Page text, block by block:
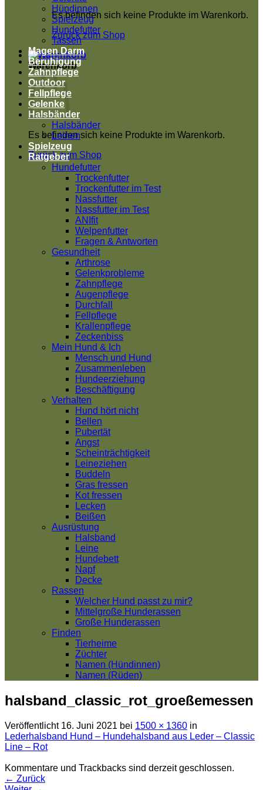
Es befinden sich keine Produkte im Warenkorb.
Zurück zum Shop
Warenkorb
Es befinden sich keine Produkte im Warenkorb.
Zurück zum Shop
Hündinnen
Spielzeug
Hundefutter
Tassen
Magen Darm
Beruhigung
Zahnpflege
Outdoor
Fellpflege
Gelenke
Halsbänder
Halsbänder
Leinen
Spielzeug
Ratgeber
Hundefutter
Trockenfutter
Trockenfutter im Test
Nassfutter
Nassfutter im Test
ANIfit
Welpenfutter
Fragen & Antworten
Gesundheit
Arthrose
Gelenkprobleme
Zahnpflege
Augenpflege
Durchfall
Fellpflege
Krallenpflege
Zeckenbiss
Mein Hund & Ich
Mensch und Hund
Zusammenleben
Hundeerziehung
Beschäftigung
Verhalten
Hund hört nicht
Bellen
Pubertät
Angst
Scheinträchtigkeit
Leineziehen
Buddeln
Gras fressen
Kot fressen
Lecken
Beißen
Ausrüstung
Halsband
Leine
Hundebett
Napf
Decke
Rassen
Welcher Hund passt zu mir?
Mittelgroße Hunderassen
Große Hunderassen
Finden
Tierheime
Züchter
Namen (Hündinnen)
Namen (Rüden)
halsband_classic_rot_groeßemessen
Veröffentlicht 16. Juni 2021 bei 1500 × 1360 in
Lederhalsband Hund – Hundehalsband aus Leder – Classic
Line – Rot
Kommentare und Trackbacks sind derzeit geschlossen.
← Zurück